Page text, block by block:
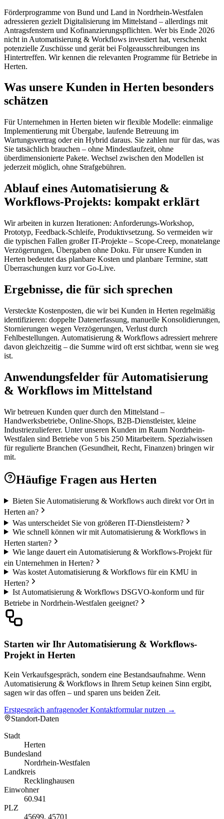
Förderprogramme von Bund und Land in Nordrhein-Westfalen
adressieren gezielt Digitalisierung im Mittelstand – allerdings mit
Antragsfenstern und Kofinanzierungspflichten. Wer bis Ende 2026
nicht in Automatisierung & Workflows investiert hat, verschenkt
potenzielle Zuschüsse und gerät bei Folgeausschreibungen ins
Hintertreffen. Wir kennen die relevanten Programme für Betriebe in
Herten.
Was unsere Kunden in Herten besonders
schätzen
Für Unternehmen in Herten bieten wir flexible Modelle: einmalige
Implementierung mit Übergabe, laufende Betreuung im
Wartungsvertrag oder ein Hybrid daraus. Sie zahlen nur für das, was
Sie tatsächlich brauchen – ohne Mindestlaufzeit, ohne
überdimensionierte Pakete. Wechsel zwischen den Modellen ist
jederzeit möglich, ohne Strafgebühren.
Ablauf eines Automatisierung &
Workflows-Projekts: kompakt erklärt
Wir arbeiten in kurzen Iterationen: Anforderungs-Workshop,
Prototyp, Feedback-Schleife, Produktivsetzung. So vermeiden wir
die typischen Fallen großer IT-Projekte – Scope-Creep, monatelange
Verzögerungen, Übergaben ohne Doku. Für unsere Kunden in
Herten bedeutet das planbare Kosten und planbare Termine, statt
Überraschungen kurz vor Go-Live.
Ergebnisse, die für sich sprechen
Versteckte Kostenposten, die wir bei Kunden in Herten regelmäßig
identifizieren: doppelte Datenerfassung, manuelle Konsolidierungen,
Stornierungen wegen Verzögerungen, Verlust durch
Fehlbestellungen. Automatisierung & Workflows adressiert mehrere
davon gleichzeitig – die Summe wird oft erst sichtbar, wenn sie weg
ist.
Anwendungsfelder für Automatisierung
& Workflows im Mittelstand
Wir betreuen Kunden quer durch den Mittelstand –
Handwerksbetriebe, Online-Shops, B2B-Dienstleister, kleine
Industriezulieferer. Unter unseren Kunden im Raum Nordrhein-
Westfalen sind Betriebe von 5 bis 250 Mitarbeitern. Spezialwissen
für regulierte Branchen (Gesundheit, Recht, Finanzen) bringen wir
mit.
Häufige Fragen aus Herten
Bieten Sie Automatisierung & Workflows auch direkt vor Ort in
Herten an?
Was unterscheidet Sie von größeren IT-Dienstleistern?
Wie schnell können wir mit Automatisierung & Workflows in
Herten starten?
Wie lange dauert ein Automatisierung & Workflows-Projekt für
ein Unternehmen in Herten?
Was kostet Automatisierung & Workflows für ein KMU in
Herten?
Ist Automatisierung & Workflows DSGVO-konform und für
Betriebe in Nordrhein-Westfalen geeignet?
Starten wir Ihr Automatisierung & Workflows-
Projekt in Herten
Kein Verkaufsgespräch, sondern eine Bestandsaufnahme. Wenn
Automatisierung & Workflows in Ihrem Setup keinen Sinn ergibt,
sagen wir das offen – und sparen uns beiden Zeit.
Erstgespräch anfragenoder Kontaktformular nutzen →
Standort-Daten
Stadt
Herten
Bundesland
Nordrhein-Westfalen
Landkreis
Recklinghausen
Einwohner
60.941
PLZ
45699, 45701